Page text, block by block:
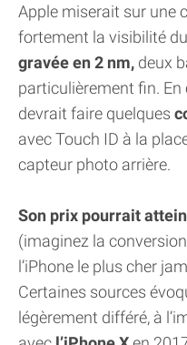
Apple miserait sur une
fortement la visibilité
gravée en 2 nm, deux
particulièrement fin.
devrait faire quelques
avec Touch ID à la
capteur photo arrière.
Son prix pourrait
(imaginez la
l’iPhone le plus cher
Certaines sources
légèrement différé, à